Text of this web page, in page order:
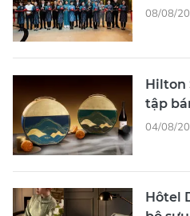
08/08/
Hilton
tập
04/08/
Hôtel